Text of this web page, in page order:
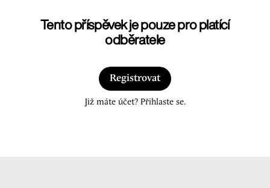
Tento příspěvek je pouze pro platící
odběratele
Registrovat
Již máte účet? Přihlaste se.